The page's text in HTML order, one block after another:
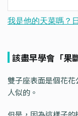
該盡早學會「果
雙子座表面是個花
人似的。